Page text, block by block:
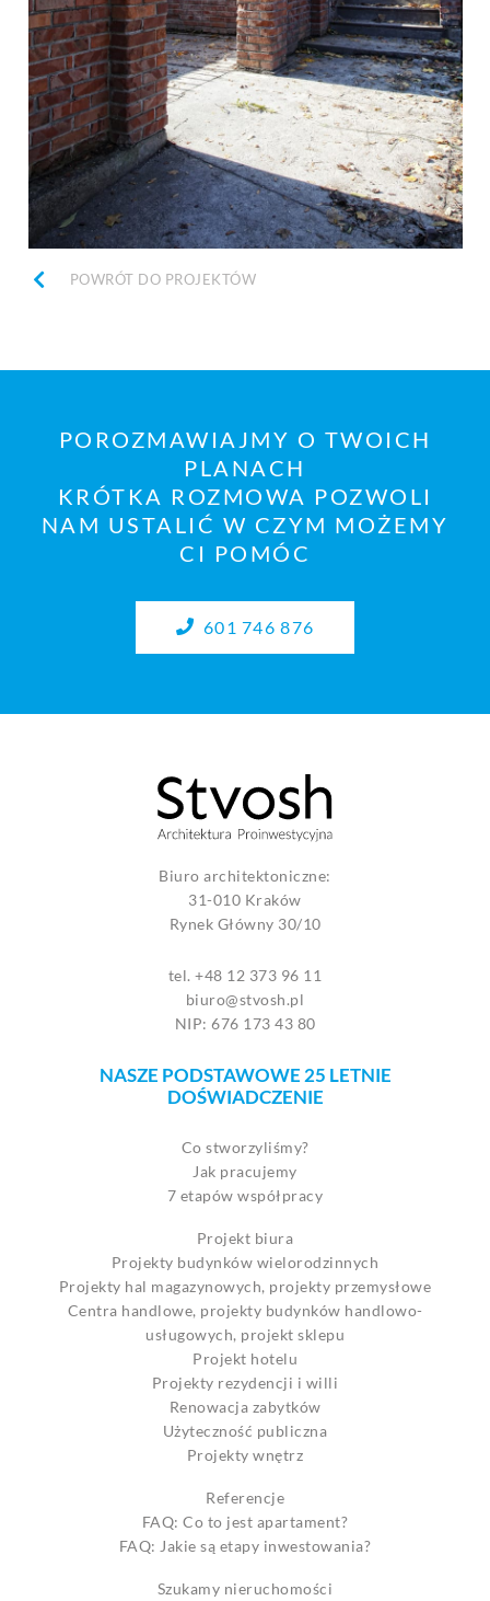
POWRÓT DO PROJEKTÓW
POROZMAWIAJMY O TWOICH
PLANACH
KRÓTKA ROZMOWA POZWOLI
NAM USTALIĆ W CZYM MOŻEMY
CI POMÓC
601 746 876
Biuro architektoniczne:
31-010 Kraków
Rynek Główny 30/10
tel. +48 12 373 96 11
biuro@stvosh.pl
NIP: 676 173 43 80
NASZE PODSTAWOWE 25 LETNIE
DOŚWIADCZENIE
Co stworzyliśmy?
Jak pracujemy
7 etapów współpracy
Projekt biura
Projekty budynków wielorodzinnych
Projekty hal magazynowych, projekty przemysłowe
Centra handlowe, projekty budynków handlowo-
usługowych, projekt sklepu
Projekt hotelu
Projekty rezydencji i willi
Renowacja zabytków
Użyteczność publiczna
Projekty wnętrz
Referencje
FAQ: Co to jest apartament?
FAQ: Jakie są etapy inwestowania?
Szukamy nieruchomości